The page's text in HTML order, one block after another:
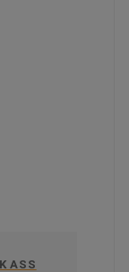
ASS